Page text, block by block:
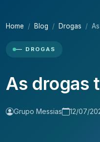
Home Blog Drogas
— DROGAS
As drogas
Grupo Messias 12/07/